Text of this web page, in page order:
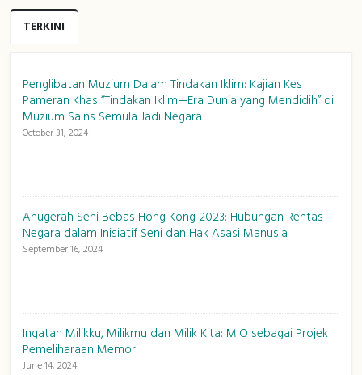
TERKINI
Penglibatan Muzium Dalam Tindakan Iklim: Kajian Kes
Pameran Khas “Tindakan Iklim—Era Dunia yang Mendidih” di
Muzium Sains Semula Jadi Negara
October 31, 2024
Anugerah Seni Bebas Hong Kong 2023: Hubungan Rentas
Negara dalam Inisiatif Seni dan Hak Asasi Manusia
September 16, 2024
Ingatan Milikku, Milikmu dan Milik Kita: MIO sebagai Projek
Pemeliharaan Memori
June 14, 2024